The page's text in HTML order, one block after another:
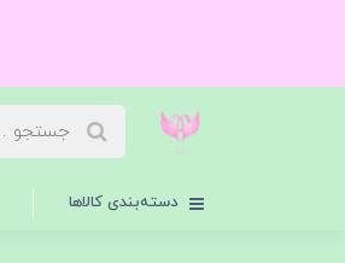
دسته‌بندی کالاها